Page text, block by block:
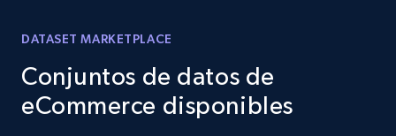
DATASET MARKETPLACE
Conjuntos de datos de
eCommerce disponibles